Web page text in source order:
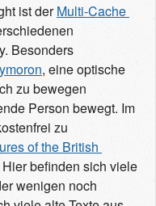
ist derMulti-Cache
Besonders
, eine optische
zu bewegen
Person bewegt. Im
zu
of the British
befinden sich viele
wenigen noch